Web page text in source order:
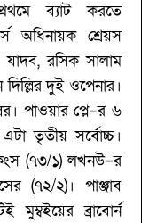
ব্যাট করতে
অধিনায়ক শ্রেয়স
রসিক সালাম
দিল্লির দুই ওপেনার।
পাওয়ার প্লে–র ৬
তৃতীয় সর্বোচ্চ।
(‌৭৩/‌১)‌ লখনউ–র
(‌৭২/‌২)‌। পাঞ্জাব
মুম্বইয়ের ব্রাবোর্ন